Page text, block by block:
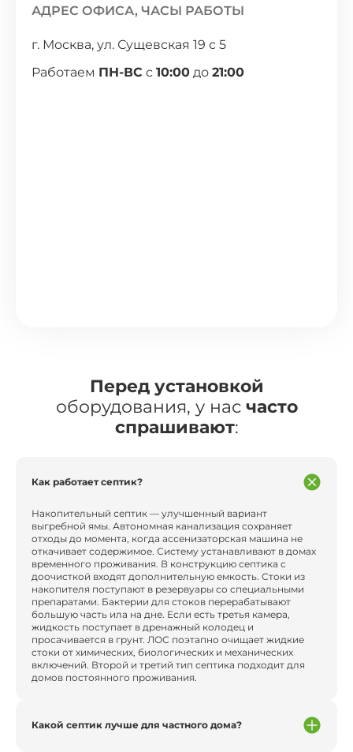
АДРЕС ОФИСА, ЧАСЫ РАБОТЫ
г. Москва, ул. Сущевская 19 с 5
Работаем ПН-ВС с 10:00 до 21:00
Перед установкой
оборудования, у нас часто
спрашивают:
Как работает септик?
Накопительный септик — улучшенный вариант
выгребной ямы. Автономная канализация сохраняет
отходы до момента, когда ассенизаторская машина не
откачивает содержимое. Систему устанавливают в домах
временного проживания. В конструкцию септика с
доочисткой входят дополнительную емкость. Стоки из
накопителя поступают в резервуары со специальными
препаратами. Бактерии для стоков перерабатывают
большую часть ила на дне. Если есть третья камера,
жидкость поступает в дренажный колодец и
просачивается в грунт. ЛОС поэтапно очищает жидкие
стоки от химических, биологических и механических
включений. Второй и третий тип септика подходит для
домов постоянного проживания.
Какой септик лучше для частного дома?